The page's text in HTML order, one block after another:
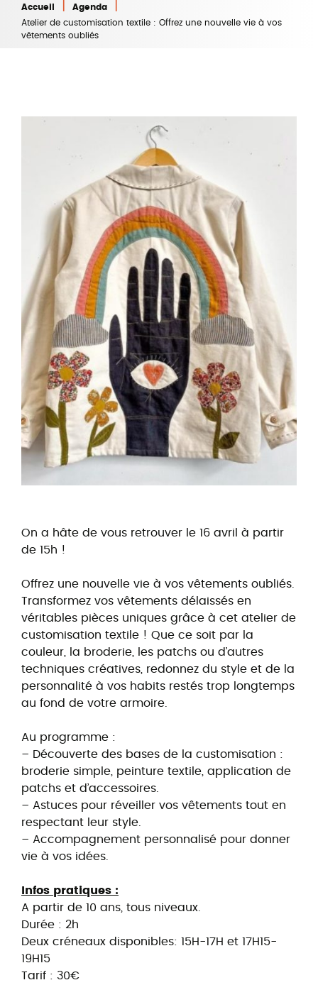
Accueil Agenda
Atelier de customisation textile : Offrez une nouvelle vie à vos
vêtements oubliés
On a hâte de vous retrouver le 16 avril à partir
de 15h !
Offrez une nouvelle vie à vos vêtements oubliés.
Transformez vos vêtements délaissés en
véritables pièces uniques grâce à cet atelier de
customisation textile ! Que ce soit par la
couleur, la broderie, les patchs ou d’autres
techniques créatives, redonnez du style et de la
personnalité à vos habits restés trop longtemps
au fond de votre armoire.
Au programme :
– Découverte des bases de la customisation :
broderie simple, peinture textile, application de
patchs et d’accessoires.
– Astuces pour réveiller vos vêtements tout en
respectant leur style.
– Accompagnement personnalisé pour donner
vie à vos idées.
Infos pratiques :
A partir de 10 ans, tous niveaux.
Durée : 2h
Deux créneaux disponibles: 15H-17H et 17H15-
19H15
Tarif : 30€